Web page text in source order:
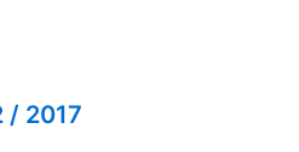
/ 2017